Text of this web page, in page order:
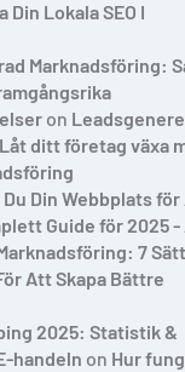
Din Lokala SEO I
Marknadsföring:
on
ditt företag växa
Din Webbplats för
Guide för 2025 -
7
Att Skapa Bättre
2025: Statistik &
handeln on Hur